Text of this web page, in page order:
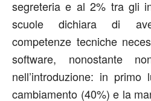
segreteria e al 2% tra gli
scuole dichiara di
competenze tecniche
software, nonostante
nell’introduzione: in
cambiamento (40%) e la